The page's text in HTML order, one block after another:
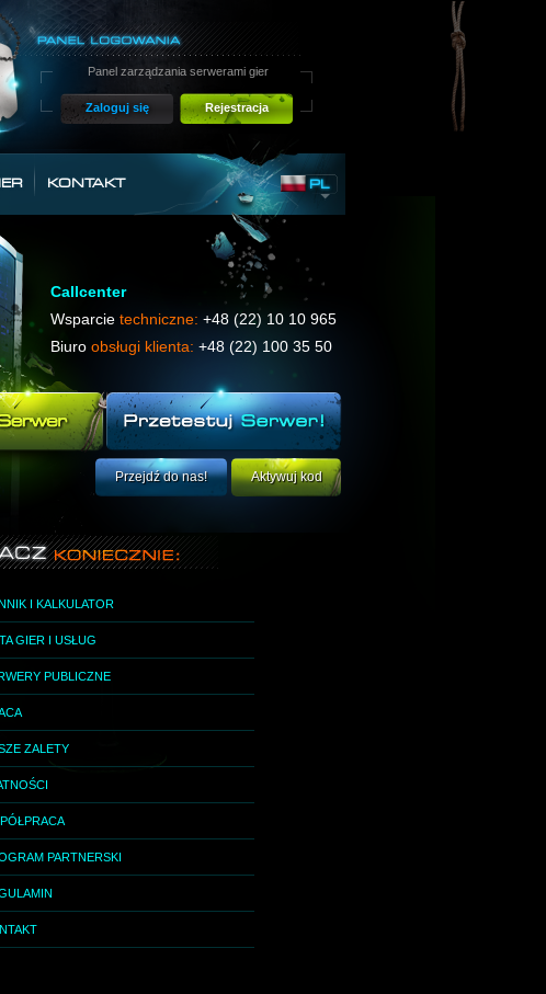
Callcenter
Wsparcie techniczne: +48 (22) 10 10 965
Biuro obsługi klienta: +48 (22) 100 35 50
Panel zarządzania serwerami gier
Zaloguj się Rejestracja
KONTAKT PL
Aktywuj kod
Przejdź do nas!
I KALKULATOR
GIER I USŁUG
PUBLICZNE
ZALETY
PARTNERSKI